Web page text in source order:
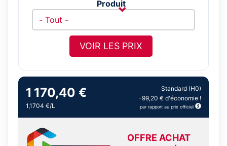
Produit
VOIR LES PRIX
1 170,40 €
1,1704 €/L
Standard (H0)
-99,20 € d'économie !
par rapport au prix officiel
OFFRE ACHAT